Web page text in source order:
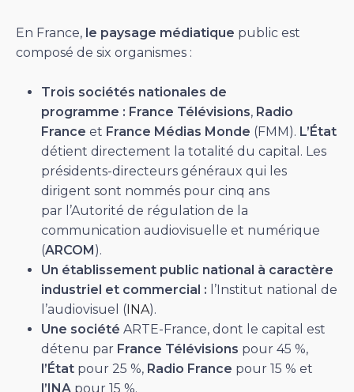
En France, le paysage médiatique public est
composé de six organismes :
Trois sociétés nationales de
programme : France Télévisions, Radio
France et France Médias Monde (FMM). L’État
détient directement la totalité du capital. Les
présidents-directeurs généraux qui les
dirigent sont nommés pour cinq ans
par l’Autorité de régulation de la
communication audiovisuelle et numérique
(ARCOM ).
Un établissement public national à caractère
industriel et commercial : l’Institut national de
l’audiovisuel ( INA).
Une société ARTE-France, dont le capital est
détenu par France Télévisions pour 45 %,
l’État pour 25 %, Radio France pour 15 % et
l’INA pour 15 %.